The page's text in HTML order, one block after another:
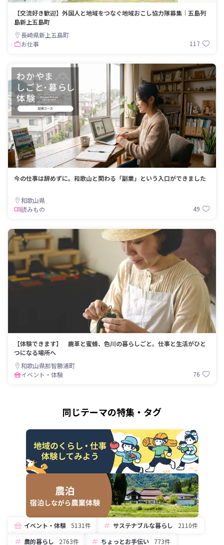
【交流好き歓迎】外国人と地域をつなぐ地域おこし協力隊募集｜五島列
島新上五島町
長崎県新上五島町
お仕事
117
今の仕事は辞めずに。和歌山と関わる「副業」という入口ができました
和歌山県
読みもの
49
【体験できます】 鹿革と蜜蜂、色川の暮らしごと。仕事と生活がひと
つになる場所へ
和歌山県那智勝浦町
イベント・体験
76
同じテーマの特集・タグ
イベント・体験 5131件 サステナブルな暮らし
2110件
農的暮らし
2763件 ちょっとお手伝い 773件